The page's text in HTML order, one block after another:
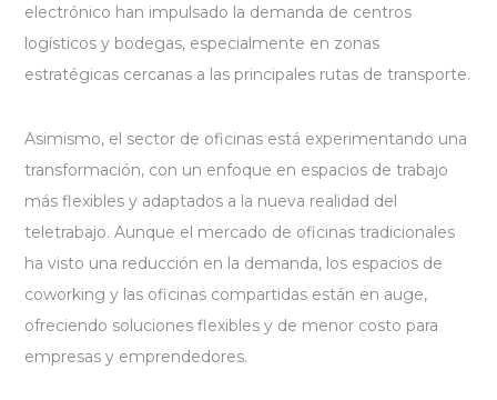
electrónico han impulsado la demanda de centros
logísticos y bodegas, especialmente en zonas
estratégicas cercanas a las principales rutas de transporte.
Asimismo, el sector de oficinas está experimentando una
transformación, con un enfoque en espacios de trabajo
más flexibles y adaptados a la nueva realidad del
teletrabajo. Aunque el mercado de oficinas tradicionales
ha visto una reducción en la demanda, los espacios de
coworking y las oficinas compartidas están en auge,
ofreciendo soluciones flexibles y de menor costo para
empresas y emprendedores.